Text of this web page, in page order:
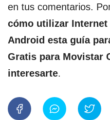
en tus comentarios.
cómo utilizar
Android esta guía
Gratis para Movistar
interesarte.